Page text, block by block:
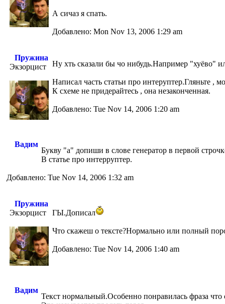
А сичаз я спать.
Добавлено: Mon Nov 13, 2006 1:29 am
Пружина
Экзорцист
Ну хть сказали бы чо нибудь.Например "хуёво"
Написал часть статьи про интеруптер.Гляньте ,
К схеме не придерайтесь , она незаконченная.
Добавлено: Tue Nov 14, 2006 1:20 am
Вадим
Букву "а" допиши в слове генератор в первой
В статье про интерруптер.
Добавлено: Tue Nov 14, 2006 1:32 am
Пружина
Экзорцист
ГЫ.Дописал
Что скажеш о тексте?Нормально или полный
Добавлено: Tue Nov 14, 2006 1:40 am
Вадим
Текст нормальный.Особенно понравилась фраза